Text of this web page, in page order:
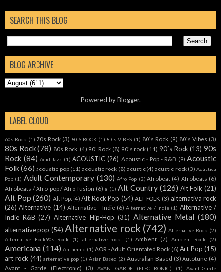
SEARCH THIS BLOG
BLOG ARCHIVE
Powered byBlogger.
LABEL CLOUD
60s Rock (1) 70s Rock (3) 80'S ROCK (1) 80's VIBES (1) 80´s Rock (9) 80´s Vibes (3)
80s Rock (78) 80s Rock. (4) 90' Rock (8) 90's rock (11) 90´s Rock (13) 90s
Rock (84) Acid Jazz (1) ACOUSTIC (26) Acoustic - Pop - R&B (9) Acoustic
Folk (66) acoustic pop (11) acoustic rock (8) acustic (4) acustic rock (3) Acústica
Pop (1) Adult Contemporary (130) Afro Pop (2) Afrobeat (4) Afrobeats (6)
Afrobeats / Afro-pop / Afro-fusion (6) al (1) Alt Country (126) Alt Folk (21)
Alt Pop (260) Alt Pop. (4) Alt Rock Pop (54) ALT-FOLK (3) alternativa rock
(26) Alternative (14) Alternative - Indie (6) Alternative / Indie (1) Alternative /
Indie R&B (27) Alternative Hip-Hop (31) Alternative Metal (180)
alternative pop (54) Alternative rock (742) Alternative Rock. (2)
Alternative Rock90s Rock
(1) alternative rockl (1) Ambient (7) Ambient Rock (2)
Americana (114) Anthemic (1) AOR - Adult Orientated Rock (6) Art Pop (15)
art rock (44) arternative pop (1) Asian Based (2) Australian Based (3) Autotune (4)
Avant - Garde (Electronic)
(3) AVANT-GARDE (ELECTRONIC) (1)
Avant-Garde